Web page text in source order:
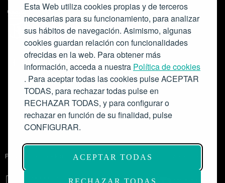
Esta Web utiliza cookies propias y de terceros
necesarias para su funcionamiento, para analizar
sus hábitos de navegación. Asimismo, algunas
cookies guardan relación con funcionalidades
ofrecidas en la web. Para obtener más
información, acceda a nuestra Política de cookies
. Para aceptar todas las cookies pulse ACEPTAR
TODAS, para rechazar todas pulse en
RECHAZAR TODAS, y para configurar o
rechazar en función de su finalidad, pulse
CONFIGURAR.
ACEPTAR TODAS
RECHAZAR TODAS
Colabora:
Proyecto de modernización de infraestructuras y digitalización del
Salón de Actos del Ateneo de Madrid como espacio escénico-musical.
Subvención: 175.000€